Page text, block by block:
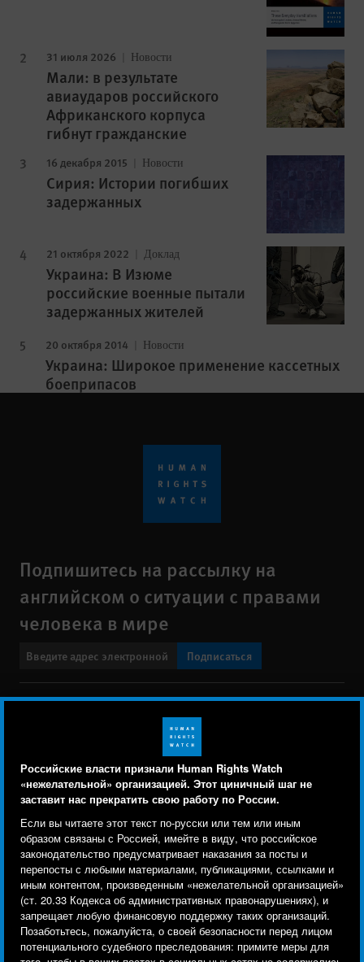
Российские власти признали Human Rights Watch
«нежелательной» организацией. Этот циничный шаг не
заставит нас прекратить свою работу по России.
Если вы читаете этот текст по-русски или тем или иным
образом связаны с Россией, имейте в виду, что российское
законодательство предусматривает наказания за посты и
перепосты с любыми материалами, публикациями, ссылками и
иным контентом, произведенным «нежелательной организацией»
(ст. 20.33 Кодекса об административных правонарушениях), и
запрещает любую финансовую поддержку таких организаций.
Позаботьтесь, пожалуйста, о своей безопасности перед лицом
потенциального судебного преследования: примите меры для
31 июля 2026 Новости
Мали: в результате
авиаударов российского
Африканского корпуса
гибнут гражданские
16 декабря 2015 Новости
Сирия: Истории погибших
задержанных
21 октября 2022 Доклад
Украина: В Изюме
российские военные пытали
задержанных жителей
20 октября 2014 Новости
Украина: Широкое применение кассетных
боеприпасов
Подпишитесь на рассылку на
английском о ситуации с правами
человека в мире
Подписаться
Свяжитесь с нами
menu
Заявление о политике конфиденциальности
Карта сайта
Text Version
© 2026 Human Rights Watch
Human Rights Watch| 350 Fifth Avenue, 34th Floor | New York,NY
10118-3299USA|t1.212.290.4700
Human Rights Watchis a 501(C)(3) nonprofit registered in the US
under EIN: 13-2875808
Human Rights Watch cookie preferences
Мы используем файлы cookie, технологии
отслеживания и сторонние аналитические
инструменты, чтобы лучше понять, кто посещает
сайт, и улучшить ваш опыт взаимодействия с ним.
Используя наш сайт, вы соглашаетесь с этим.
Ознакомьтесь с нашей политикой
конфиденциальности,чтобы узнать, для чего